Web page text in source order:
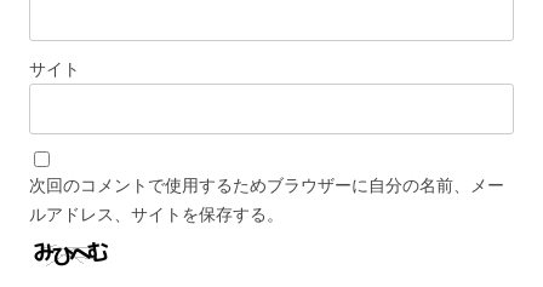
サイト
次回のコメントで使用するためブラウザーに自分の名前、メー
ルアドレス、サイトを保存する。